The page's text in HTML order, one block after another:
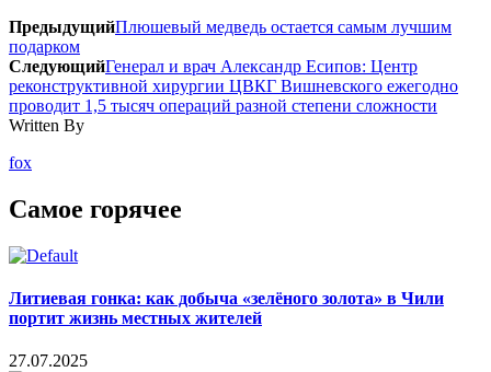
ПредыдущийПлюшевый медведь остается самым лучшим
подарком
СледующийГенерал и врач Александр Есипов: Центр
реконструктивной хирургии ЦВКГ Вишневского ежегодно
проводит 1,5 тысяч операций разной степени сложности
Written By
fox
Самое горячее
Литиевая гонка: как добыча «зелёного золота» в Чили
портит жизнь местных жителей
27.07.2025